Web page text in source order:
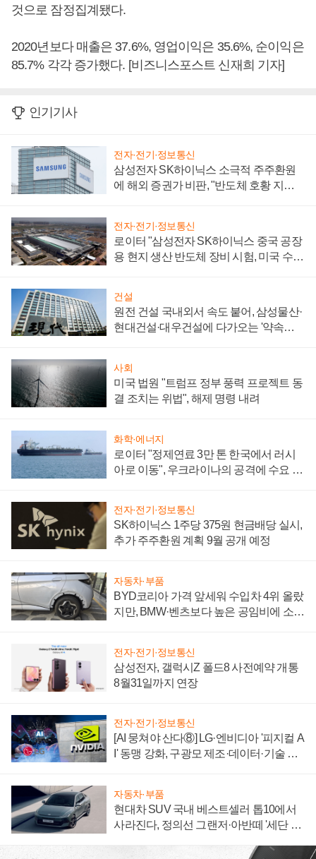
것으로 잠정집계됐다.
2020년보다 매출은 37.6%, 영업이익은 35.6%, 순이익은
85.7% 각각 증가했다. [비즈니스포스트 신재희 기자]
인기기사
전자·전기·정보통신
삼성전자 SK하이닉스 소극적 주주환원
에 해외 증권가 비판, "반도체 호황 지속
전자·전기·정보통신
로이터 "삼성전자 SK하이닉스 중국 공장
용 현지 생산 반도체 장비 시험, 미국 수출
건설
원전 건설 국내외서 속도 붙어, 삼성물산·
현대건설·대우건설에 다가오는 '약속의
사회
미국 법원 "트럼프 정부 풍력 프로젝트 동
결 조치는 위법", 해제 명령 내려
화학·에너지
로이터 "정제연료 3만 톤 한국에서 러시
아로 이동", 우크라이나의 공격에 수요 늘
전자·전기·정보통신
SK하이닉스 1주당 375원 현금배당 실시,
추가 주주환원 계획 9월 공개 예정
자동차·부품
BYD코리아 가격 앞세워 수입차 4위 올랐
지만, BMW·벤츠보다 높은 공임비에 소비
전자·전기·정보통신
삼성전자, 갤럭시Z 폴드8 사전예약 개통
8월31일까지 연장
전자·전기·정보통신
[AI 뭉쳐야 산다⑧] LG·엔비디아 '피지컬 A
I' 동맹 강화, 구광모 제조·데이터·기술 결
자동차·부품
현대차 SUV 국내 베스트셀러 톱10에서
사라진다, 정의선 그랜저·아반떼 '세단 쌍